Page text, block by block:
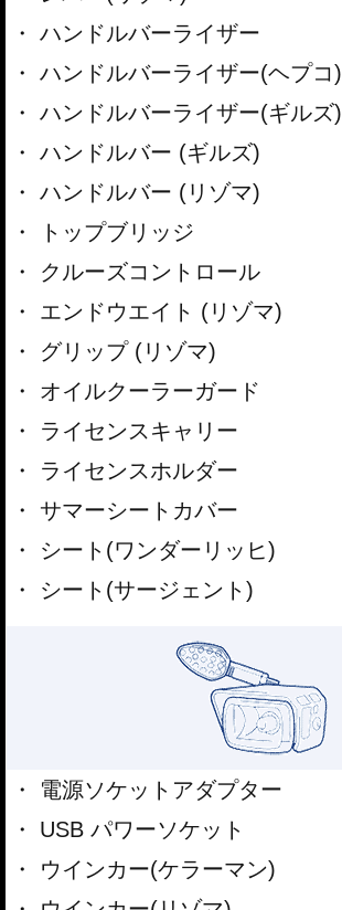
ハンドルバーライザー
ハンドルバーライザー(ヘプコ)
ハンドルバーライザー(ギルズ)
ハンドルバー (ギルズ)
ハンドルバー (リゾマ)
トップブリッジ
クルーズコントロール
エンドウエイト (リゾマ)
グリップ (リゾマ)
オイルクーラーガード
ライセンスキャリー
ライセンスホルダー
サマーシートカバー
シート(ワンダーリッヒ)
シート(サージェント)
電源ソケットアダプター
USB パワーソケット
ウインカー(ケラーマン)